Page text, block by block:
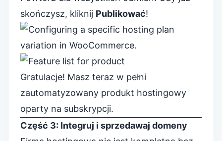
skończysz, kliknij Publikować!
Gratulacje! Masz teraz w pełni
zautomatyzowany produkt hostingowy
oparty na subskrypcji.
Część 3: Integruj i sprzedawaj domeny